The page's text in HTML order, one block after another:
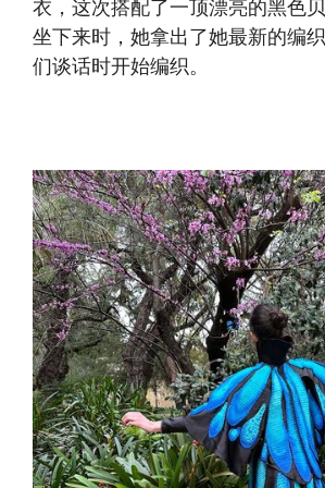
衣，这次搭配了一顶漂亮的黑色
坐下来时，她拿出了她最新的编
们谈话时开始编织。